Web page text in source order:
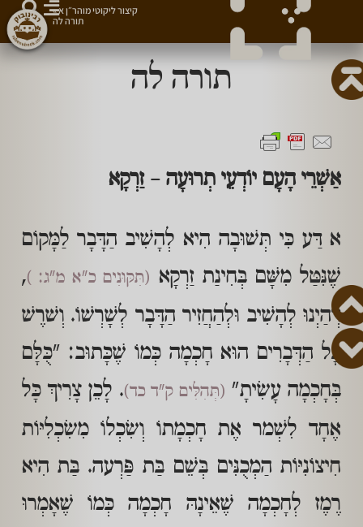
תורה לה
אַשְׁרֵי הָעָם יוֹדְעֵי תְרוּעָה – זַרְקָא
א דַּע כִּי תְּשׁוּבָה הִיא לְהָשִׁיב הַדָּבָר לַמָּקוֹם
שֶׁנִּטַּל מִשָּׁם בְּחִינַת זַרְקָא (תִּקּוּנִים כ"א מ"ג: ),
דְּהַיְנוּ לְהָשִׁיב וּלְהַחֲזִיר הַדָּבָר לְשָׁרְשׁוֹ. וְשׁרֶשׁ
כָּל הַדְּבָרִים הוּא חָכְמָה כְּמוֹ שֶׁכָּתוּב: "כֻּלָּם
בְּחָכְמָה עָשִׂיתָ" (תְּהִלִּים ק"ד כד). לָכֵן צָרִיךְ כָּל
אֶחָד לִשְׁמר אֶת חָכְמָתוֹ וְשִׂכְלוֹ מִשִׂכְלִיּוֹת
חִיצוֹנִיּוֹת הַמְכֻנִּים בְּשֵׁם בַּת פַּרְעה. בַּת הִיא
רֶמֶז לְחָכְמָה שֶׁאֵינָהּ חָכְמָה כְּמוֹ שֶׁאָמְרוּ
קיצור ליקוטי מוהר״ן א»
תורה לה